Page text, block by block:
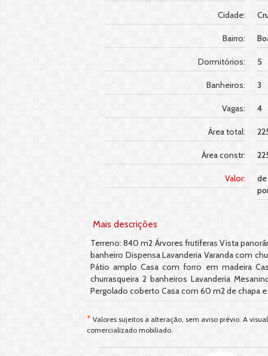
Cidade:
Bairro:
Dormitórios: 5
Banheiros: 3
Vagas: 4
Área total:
Área constr:
Valor:
Mais descrições
Terreno: 840 m2 Árvores frutíferas Vista
banheiro Dispensa Lavanderia Varanda com
Pátio amplo Casa com forro em madeira
churrasqueira 2 banheiros Lavanderia
Pergolado coberto Casa com 60 m2 de chapa
* Valores sujeitos a alteração, sem aviso prévio. A
comercializado mobiliado.